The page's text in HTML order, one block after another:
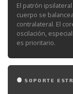
El patrón
cuerpo se
contralateral. El
oscilación,
es prioritario.
SOPORTE